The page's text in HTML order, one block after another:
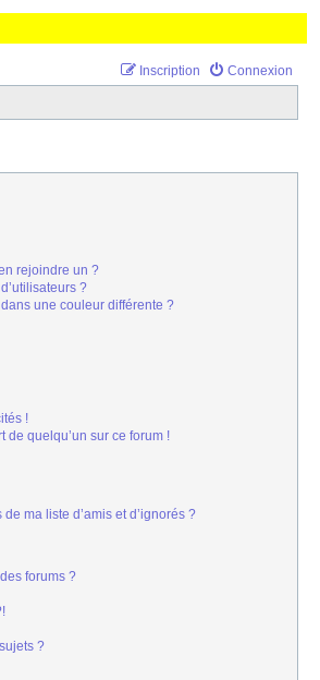
Connexion
Inscription
rejoindre un ?
?
une couleur différente ?
!
de quelqu’un sur ce forum !
ma liste d’amis et d’ignorés ?
forums ?
?